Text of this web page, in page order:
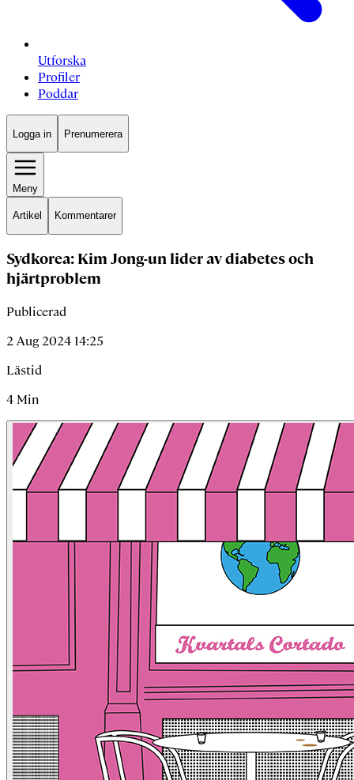
Utforska
Profiler
Poddar
Logga in Prenumerera
Meny
Artikel Kommentarer
Sydkorea: Kim Jong-un lider av diabetes och
hjärtproblem
Publicerad
2 Aug 2024 14:25
Lästid
4 Min